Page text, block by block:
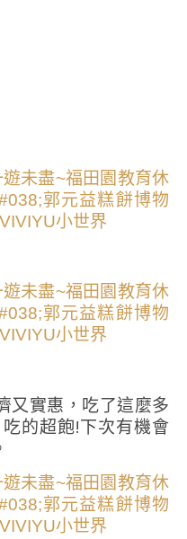
又實惠，吃了這麼多
的超飽!下次有機會